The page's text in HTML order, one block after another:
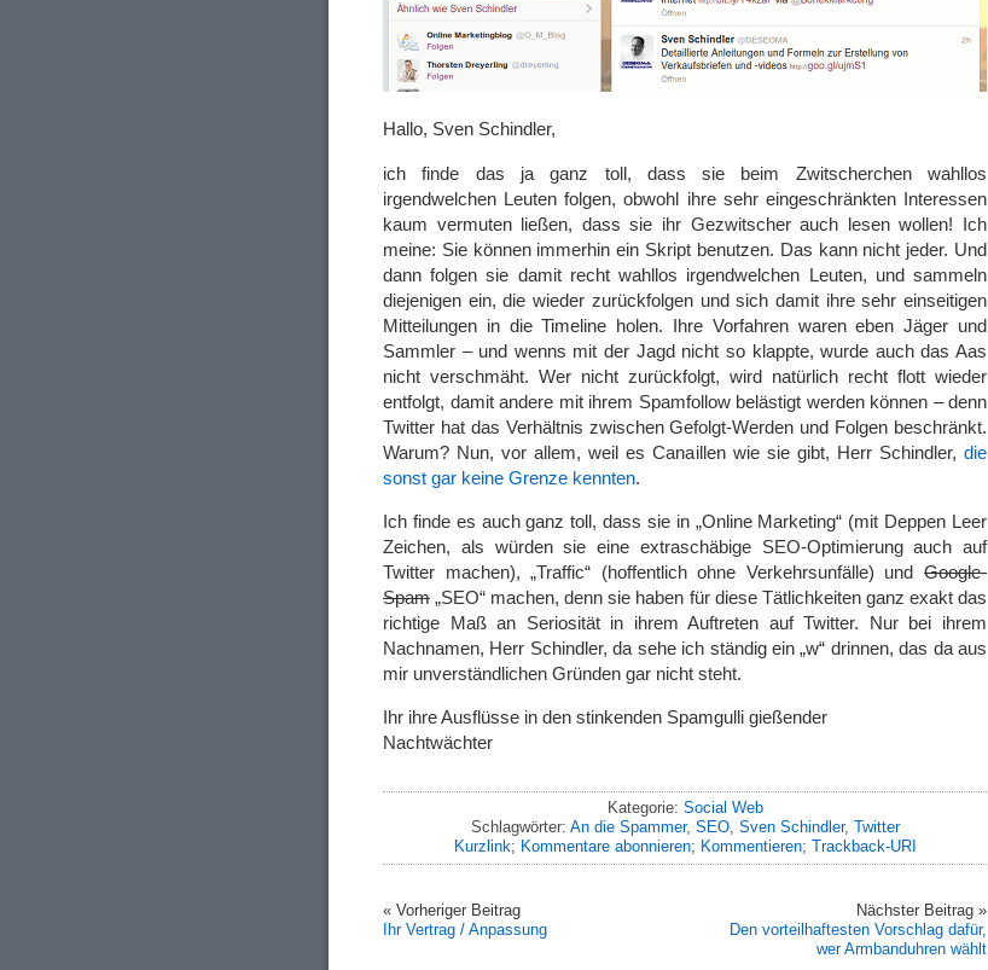
Hallo, Sven Schindler,
ich finde das ja ganz toll, dass sie beim Zwitscherchen wahllos
irgendwelchen Leuten folgen, obwohl ihre sehr eingeschränkten Interessen
kaum vermuten ließen, dass sie ihr Gezwitscher auch lesen wollen! Ich
meine: Sie können immerhin ein Skript benutzen. Das kann nicht jeder. Und
dann folgen sie damit recht wahllos irgendwelchen Leuten, und sammeln
diejenigen ein, die wieder zurückfolgen und sich damit ihre sehr einseitigen
Mitteilungen in die Timeline holen. Ihre Vorfahren waren eben Jäger und
Sammler – und wenns mit der Jagd nicht so klappte, wurde auch das Aas
nicht verschmäht. Wer nicht zurückfolgt, wird natürlich recht flott wieder
entfolgt, damit andere mit ihrem Spamfollow belästigt werden können – denn
Twitter hat das Verhältnis zwischen Gefolgt-Werden und Folgen beschränkt.
Warum? Nun, vor allem, weil es Canaillen wie sie gibt, Herr Schindler, die
sonst gar keine Grenze kennten.
Ich finde es auch ganz toll, dass sie in „Online Marketing“ (mit Deppen Leer
Zeichen, als würden sie eine extraschäbige SEO-Optimierung auch auf
Twitter machen), „Traffic“ (hoffentlich ohne Verkehrsunfälle) und Google-
Spam „SEO“ machen, denn sie haben für diese Tätlichkeiten ganz exakt das
richtige Maß an Seriosität in ihrem Auftreten auf Twitter. Nur bei ihrem
Nachnamen, Herr Schindler, da sehe ich ständig ein „w“ drinnen, das da aus
mir unverständlichen Gründen gar nicht steht.
Ihr ihre Ausflüsse in den stinkenden Spamgulli gießender
Nachtwächter
Kategorie: Social Web
Schlagwörter: An die Spammer, SEO, Sven Schindler, Twitter
Kurzlink; Kommentare abonnieren; Kommentieren; Trackback-URI
« Vorheriger Beitrag
Ihr Vertrag / Anpassung
Nächster Beitrag »
Den vorteilhaftesten Vorschlag dafür,
wer Armbanduhren wählt